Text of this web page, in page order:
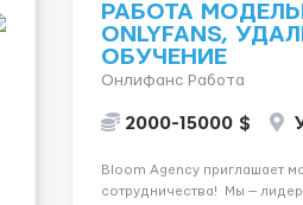
РАБОТА
ONLYFANS,
ОБУЧЕНИЕ
Онлифанс Работа
2000-15000 $
Bloom Agency приглашает
сотрудничества! Мы —